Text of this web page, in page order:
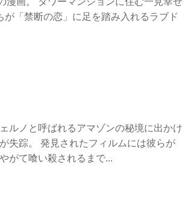
が「禁断の恋」に足を踏み入れるラブド
ルノと呼ばれるアマゾンの秘境に出かけ
失踪。 発見されたフィルムには彼らが
がて喰い殺されるまで...